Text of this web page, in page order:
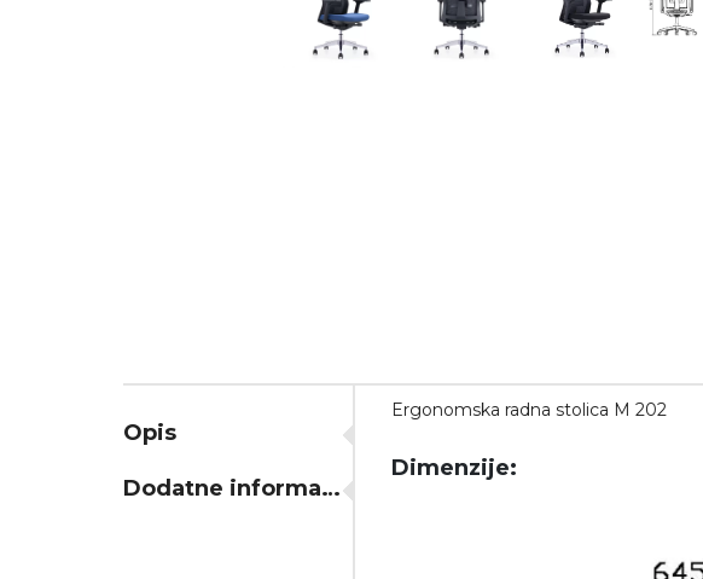
Opis
Dodatne informacije
Ergonomska radna stolica M 202
Dimenzije: